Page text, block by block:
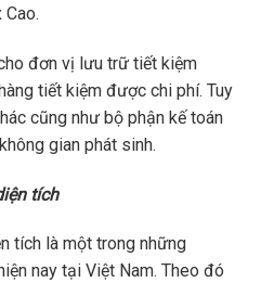
đơn vị lưu trữ tiết kiệm
tiết kiệm được chi phí. Tuy
cũng như bộ phận kế toán
gian phát sinh.
tích
tích là một trong những
nay tại Việt Nam. Theo đó